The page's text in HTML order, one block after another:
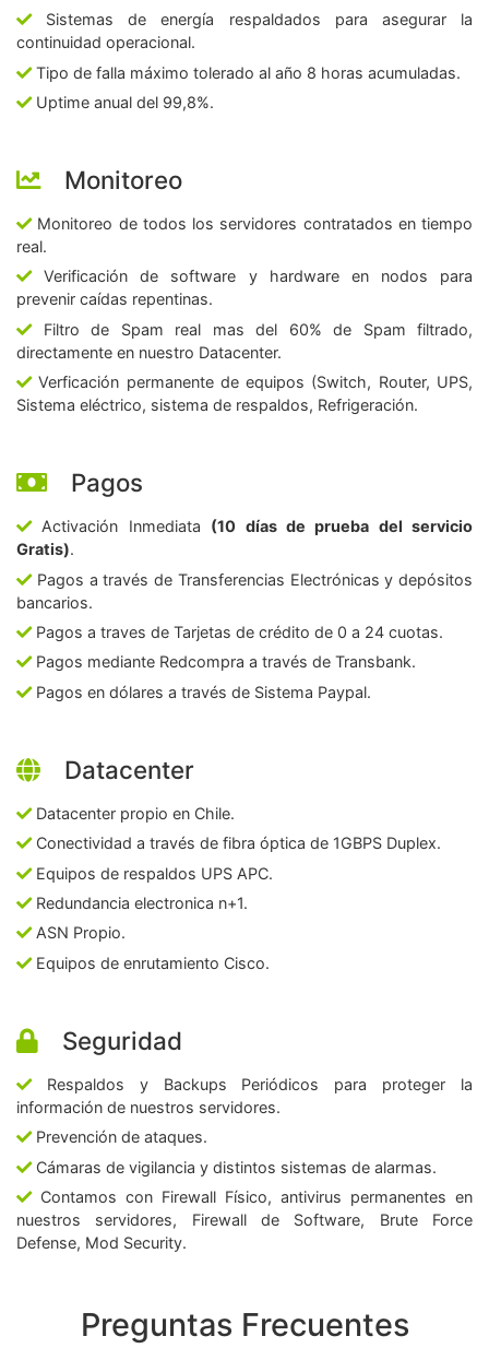
Sistemas de energía respaldados para asegurar la
continuidad operacional.
Tipo de falla máximo tolerado al año 8 horas acumuladas.
Uptime anual del 99,8%.
Monitoreo
Monitoreo de todos los servidores contratados en tiempo
real.
Verificación de software y hardware en nodos para
prevenir caídas repentinas.
Filtro de Spam real mas del 60% de Spam filtrado,
directamente en nuestro Datacenter.
Verficación permanente de equipos (Switch, Router, UPS,
Sistema eléctrico, sistema de respaldos, Refrigeración.
Pagos
Activación Inmediata (10 días de prueba del servicio
Gratis).
Pagos a través de Transferencias Electrónicas y depósitos
bancarios.
Pagos a traves de Tarjetas de crédito de 0 a 24 cuotas.
Pagos mediante Redcompra a través de Transbank.
Pagos en dólares a través de Sistema Paypal.
Datacenter
Datacenter propio en Chile.
Conectividad a través de fibra óptica de 1GBPS Duplex.
Equipos de respaldos UPS APC.
Redundancia electronica n+1.
ASN Propio.
Equipos de enrutamiento Cisco.
Seguridad
Respaldos y Backups Periódicos para proteger la
información de nuestros servidores.
Prevención de ataques.
Cámaras de vigilancia y distintos sistemas de alarmas.
Contamos con Firewall Físico, antivirus permanentes en
nuestros servidores, Firewall de Software, Brute Force
Defense, Mod Security.
Preguntas Frecuentes